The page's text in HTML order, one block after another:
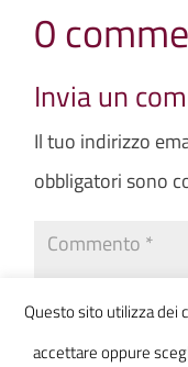
0
Invia un
Il tuo indirizzo
obbligatori sono
Questo sito utilizza dei
accettare oppure